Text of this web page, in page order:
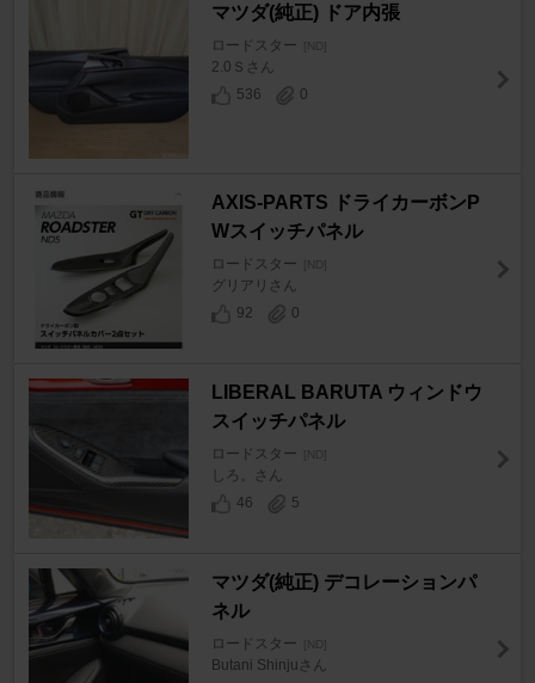
マツダ(純正) ドア内張
ロードスター [ND]
2.0Ｓさん
536
0
AXIS-PARTS ドライカーボンP
Wスイッチパネル
ロードスター [ND]
グリアリさん
92
0
LIBERAL BARUTA ウィンドウ
スイッチパネル
ロードスター [ND]
しろ。さん
46
5
マツダ(純正) デコレーションパ
ネル
ロードスター [ND]
Butani Shinjuさん